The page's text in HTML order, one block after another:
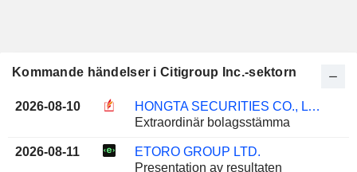
Kommande händelser i Citigroup Inc.-sektorn
2026-08-10
HONGTA SECURITIES CO., LTD.
Extraordinär bolagsstämma
2026-08-11
ETORO GROUP LTD.
Presentation av resultaten